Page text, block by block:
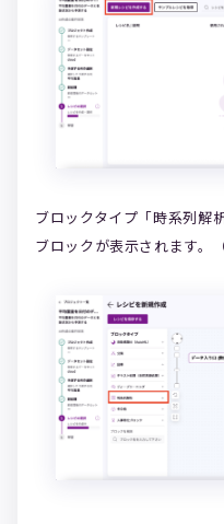
ブロックタイプ「時系列解
ブロックが表示されます。（